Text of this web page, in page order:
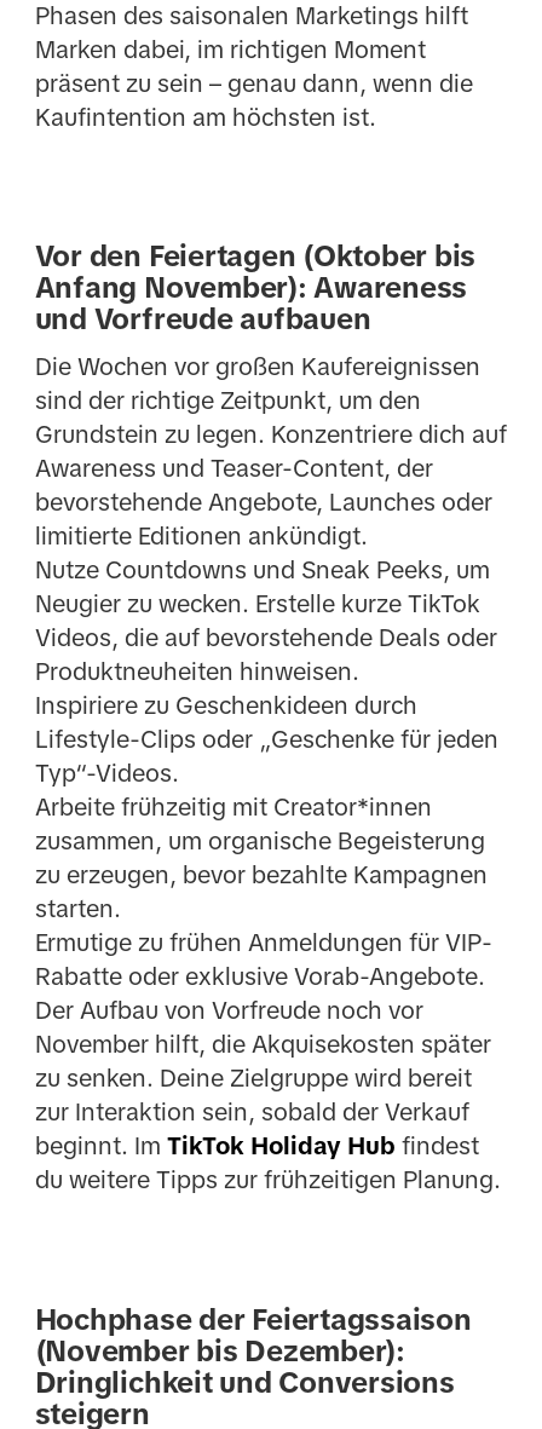
Phasen des saisonalen Marketings hilft
Marken dabei, im richtigen Moment
präsent zu sein – genau dann, wenn die
Kaufintention am höchsten ist.
Vor den Feiertagen (Oktober bis
Anfang November): Awareness
und Vorfreude aufbauen
Die Wochen vor großen Kaufereignissen
sind der richtige Zeitpunkt, um den
Grundstein zu legen. Konzentriere dich auf
Awareness und Teaser-Content, der
bevorstehende Angebote, Launches oder
limitierte Editionen ankündigt.
Nutze Countdowns und Sneak Peeks, um
Neugier zu wecken. Erstelle kurze TikTok
Videos, die auf bevorstehende Deals oder
Produktneuheiten hinweisen.
Inspiriere zu Geschenkideen durch
Lifestyle-Clips oder „Geschenke für jeden
Typ“-Videos.
Arbeite frühzeitig mit Creator*innen
zusammen, um organische Begeisterung
zu erzeugen, bevor bezahlte Kampagnen
starten.
Ermutige zu frühen Anmeldungen für VIP-
Rabatte oder exklusive Vorab-Angebote.
Der Aufbau von Vorfreude noch vor
November hilft, die Akquisekosten später
zu senken. Deine Zielgruppe wird bereit
zur Interaktion sein, sobald der Verkauf
beginnt. Im TikTok Holiday Hub findest
du weitere Tipps zur frühzeitigen Planung.
Hochphase der Feiertagssaison
(November bis Dezember):
Dringlichkeit und Conversions
steigern